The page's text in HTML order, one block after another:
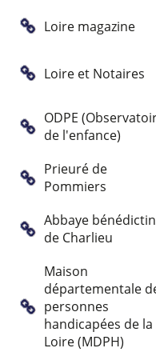
Loire magazine
Loire et Notaires
ODPE
de l'enfance)
Prieuré de
Pommiers
Abbaye
de Charlieu
Maison
départementale
personnes
handicapées de la
Loire (MDPH)